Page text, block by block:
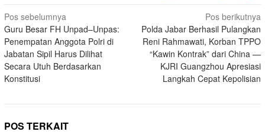
Navigasi
pos
Pos sebelumnya
Guru Besar FH Unpad–Unpas:
Penempatan Anggota Polri di
Jabatan Sipil Harus Dilihat
Secara Utuh Berdasarkan
Konstitusi
Pos berikutnya
Polda Jabar Berhasil Pulangkan
Reni Rahmawati, Korban TPPO
“Kawin Kontrak” dari China —
KJRI Guangzhou Apresiasi
Langkah Cepat Kepolisian
POS TERKAIT